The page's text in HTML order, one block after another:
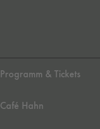
Programm & Tickets
Café Hahn